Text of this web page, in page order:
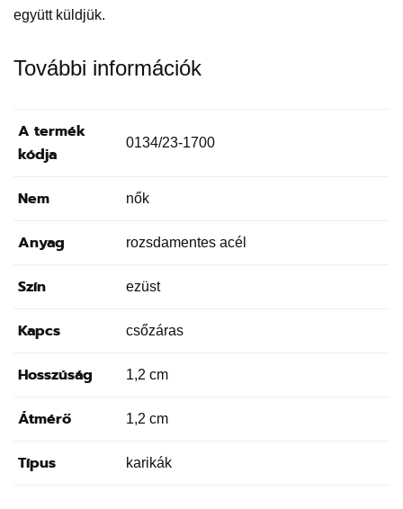
együtt küldjük.
További információk
A termék
kódja
0134/23-1700
Nem nők
Anyag rozsdamentes acél
Szín ezüst
Kapcs csőzáras
Hosszúság 1,2 cm
Átmérő 1,2 cm
Típus karikák